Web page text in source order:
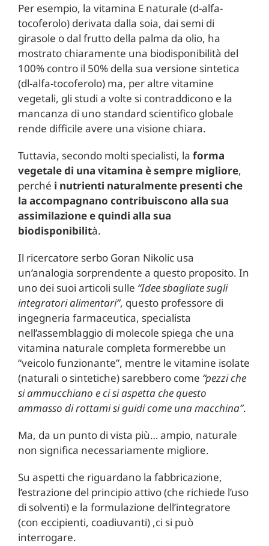
Per esempio, la vitamina E naturale (d-alfa-
tocoferolo) derivata dalla soia, dai semi di
girasole o dal frutto della palma da olio, ha
mostrato chiaramente una biodisponibilità del
100% contro il 50% della sua versione sintetica
(dl-alfa-tocoferolo) ma, per altre vitamine
vegetali, gli studi a volte si contraddicono e la
mancanza di uno standard scientifico globale
rende difficile avere una visione chiara.
Tuttavia, secondo molti specialisti, la forma
vegetale di una vitamina è sempre migliore,
perché i nutrienti naturalmente presenti che
la accompagnano contribuiscono alla sua
assimilazione e quindi alla sua
biodisponibilità.
Il ricercatore serbo Goran Nikolic usa
un’analogia sorprendente a questo proposito. In
uno dei suoi articoli sulle “Idee sbagliate sugli
integratori alimentari”, questo professore di
ingegneria farmaceutica, specialista
nell’assemblaggio di molecole spiega che una
vitamina naturale completa formerebbe un
“veicolo funzionante”, mentre le vitamine isolate
(naturali o sintetiche) sarebbero come “pezzi che
si ammucchiano e ci si aspetta che questo
ammasso di rottami si guidi come una macchina”.
Ma, da un punto di vista più… ampio, naturale
non significa necessariamente migliore.
Su aspetti che riguardano la fabbricazione,
l’estrazione del principio attivo (che richiede l’uso
di solventi) e la formulazione dell’integratore
(con eccipienti, coadiuvanti) ,ci si può
interrogare.